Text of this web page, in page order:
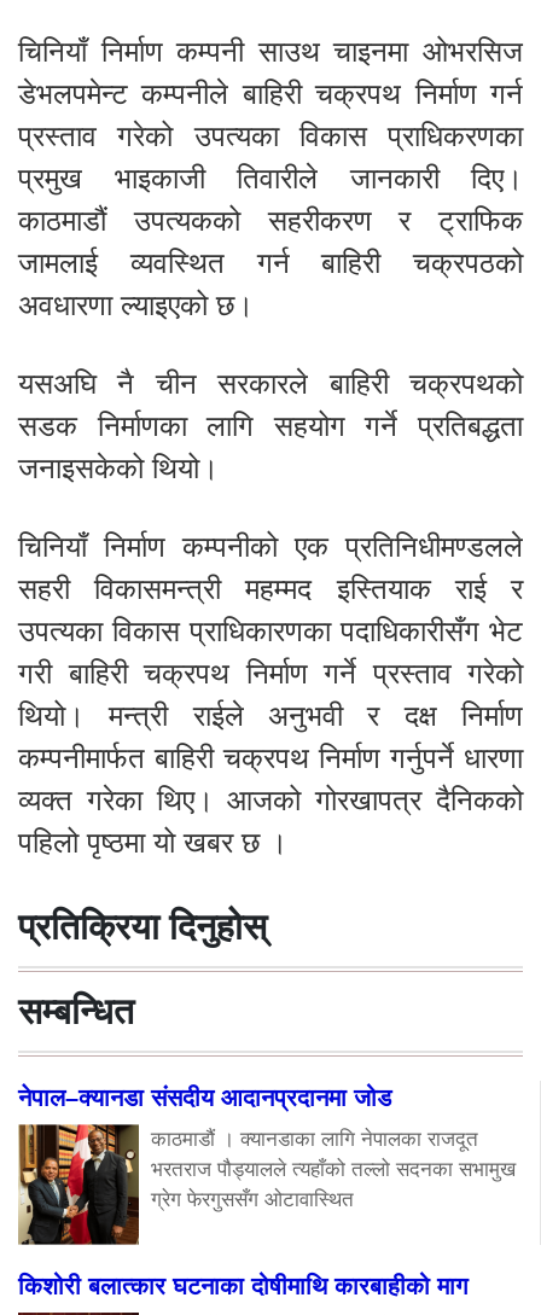
चिनियाँ निर्माण कम्पनी साउथ चाइनमा ओभरसिज
डेभलपमेन्ट कम्पनीले बाहिरी चक्रपथ निर्माण गर्न
प्रस्ताव गरेको उपत्यका विकास प्राधिकरणका
प्रमुख भाइकाजी तिवारीले जानकारी दिए।
काठमाडौं उपत्यकको सहरीकरण र ट्राफिक
जामलाई व्यवस्थित गर्न बाहिरी चक्रपठको
अवधारणा ल्याइएको छ।
यसअघि नै चीन सरकारले बाहिरी चक्रपथको
सडक निर्माणका लागि सहयोग गर्ने प्रतिबद्धता
जनाइसकेको थियो।
चिनियाँ निर्माण कम्पनीको एक प्रतिनिधीमण्डलले
सहरी विकासमन्त्री महम्मद इस्तियाक राई र
उपत्यका विकास प्राधिकारणका पदाधिकारीसँग भेट
गरी बाहिरी चक्रपथ निर्माण गर्ने प्रस्ताव गरेको
थियो। मन्त्री राईले अनुभवी र दक्ष निर्माण
कम्पनीमार्फत बाहिरी चक्रपथ निर्माण गर्नुपर्ने धारणा
व्यक्त गरेका थिए। आजको गोरखापत्र दैनिकको
पहिलो पृष्ठमा यो खबर छ ।
प्रतिक्रिया दिनुहोस्
सम्बन्धित
नेपाल–क्यानडा संसदीय आदानप्रदानमा जोड
काठमाडौं । क्यानडाका लागि नेपालका राजदूत
भरतराज पौड्यालले त्यहाँको तल्लो सदनका सभामुख
ग्रेग फेरगुससँग ओटावास्थित
किशोरी बलात्कार घटनाका दोषीमाथि कारबाहीको माग